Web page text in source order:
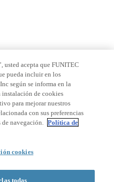
- URL |
usted acepta que FUNITEC
pueda incluir en los
según se informa en la
de cookies
para mejorar nuestros
con sus preferencias
de navegación. Política de
cookies
todas